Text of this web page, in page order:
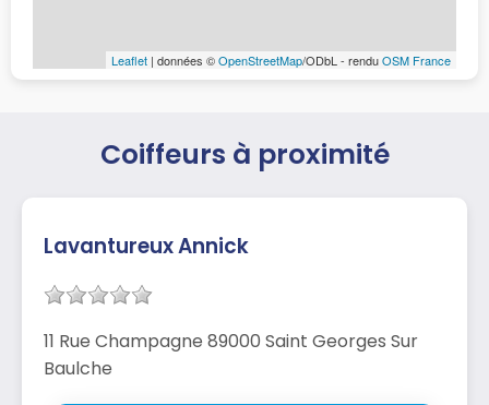
Leaflet | données ©OpenStreetMap/ODbL - renduOSM France
Coiffeurs à proximité
Lavantureux Annick
11 Rue Champagne 89000 Saint Georges Sur
Baulche